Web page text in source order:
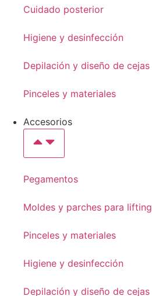
Cuidado posterior
Higiene y desinfección
Depilación y diseño de cejas
Pinceles y materiales
Accesorios
Pegamentos
Moldes y parches para lifting
Pinceles y materiales
Higiene y desinfección
Depilación y diseño de cejas